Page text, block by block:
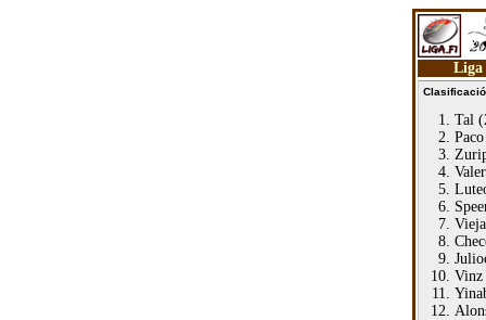
Liga
Tal
Vinz